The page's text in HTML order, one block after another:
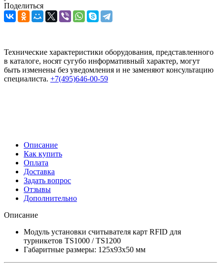
Поделиться
Технические характеристики оборудования, представленного
в каталоге, носят сугубо информативный характер, могут
быть изменены без уведомления и не заменяют консультацию
специалиста. +7(495)646-00-59
Описание
Как купить
Оплата
Доставка
Задать вопрос
Отзывы
Дополнительно
Описание
Модуль установки считывателя карт RFID для
турникетов TS1000 / TS1200
Габаритные размеры: 125х93х50 мм